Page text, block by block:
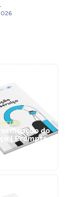
do
| Prompts